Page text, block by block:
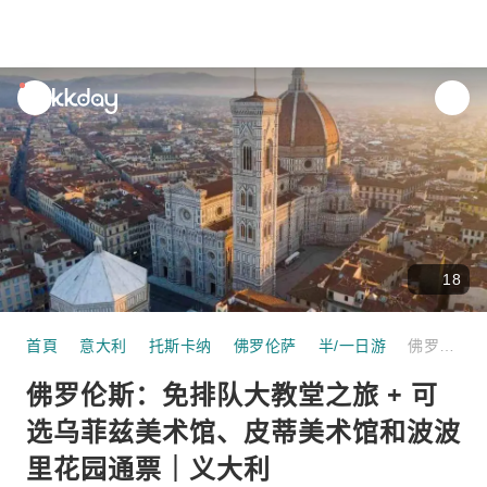
unread
notifications
18
首頁 意大利 托斯卡纳 佛罗伦萨 半/一日游
佛罗伦斯：免排队大教堂之旅 + 可
选乌菲兹美术馆、皮蒂美术馆和波波
里花园通票｜义大利